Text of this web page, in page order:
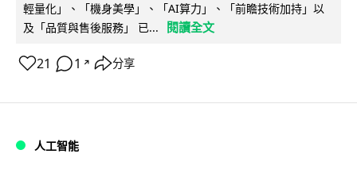
輕量化」、「機身美學」、「AI算力」、「前瞻技術加持」以
及「品質與售後服務」 已...
閱讀全文
21 1 ↗ 分享
人工智能